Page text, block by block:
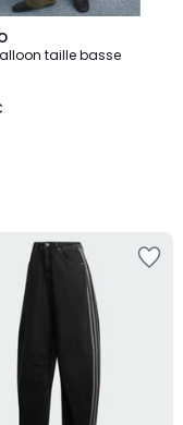
taille basse